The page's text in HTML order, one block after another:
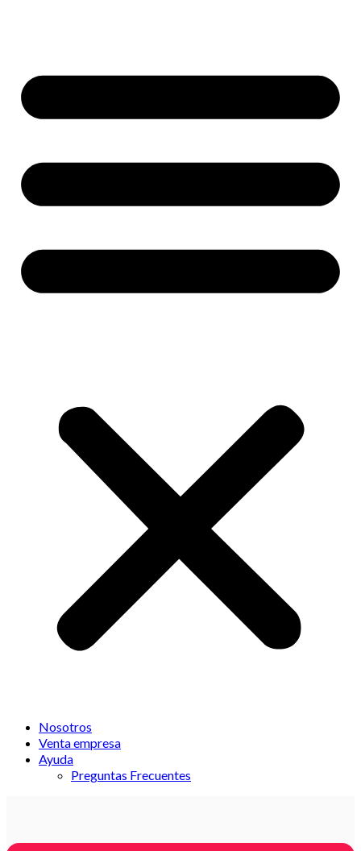
Nosotros
Venta empresa
Ayuda
Preguntas Frecuentes